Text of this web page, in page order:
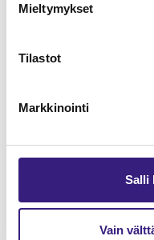
Mieltymykset
Tilastot
Markkinointi
Salli
Vain